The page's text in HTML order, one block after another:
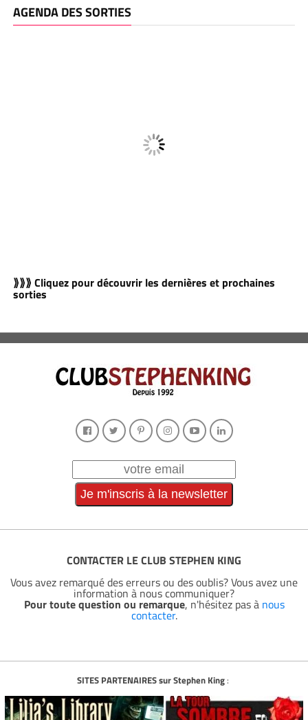
AGENDA DES SORTIES
⟫⟫⟫ Cliquez pour découvrir les dernières et prochaines
sorties
CONTACTER LE CLUB STEPHEN KING
Vous avez remarqué des erreurs ou des oublis? Vous avez une
information à nous communiquer?
Pour toute question ou remarque, n'hésitez pas à nous
contacter.
SITES PARTENAIRES sur Stephen King: